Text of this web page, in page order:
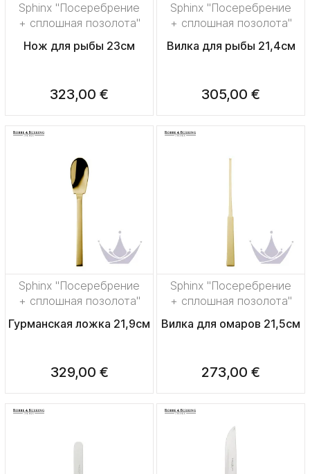
Sphinx "Посеребрение
+ сплошная позолота"
Нож для рыбы 23см
323,00 €
Sphinx "Посеребрение
+ сплошная позолота"
Вилка для рыбы 21,4см
305,00 €
Sphinx "Посеребрение
+ сплошная позолота"
Гурманская ложка 21,9см
329,00 €
Sphinx "Посеребрение
+ сплошная позолота"
Вилка для омаров 21,5см
273,00 €